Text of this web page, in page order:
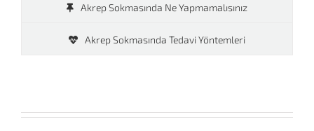
Akrep Sokmasında Ne Yapmamalısınız
Akrep Sokmasında Tedavi Yöntemleri